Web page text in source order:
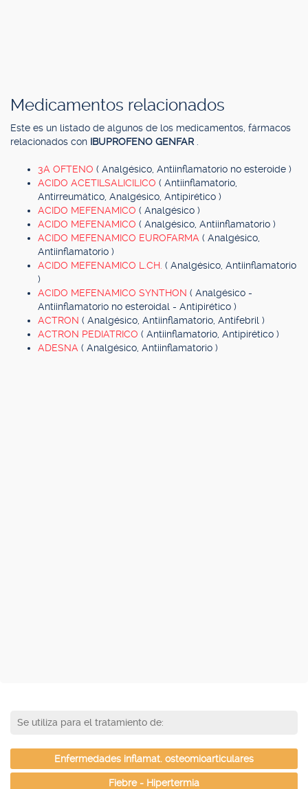
Medicamentos relacionados
Este es un listado de algunos de los medicamentos, fármacos
relacionados con IBUPROFENO GENFAR
3A OFTENO ( Analgésico, Antiinflamatorio no esteroide )
ACIDO ACETILSALICILICO ( Antiinflamatorio,
Antirreumático, Analgésico, Antipirético )
ACIDO MEFENAMICO ( Analgésico )
ACIDO MEFENAMICO ( Analgésico, Antiinflamatorio )
ACIDO MEFENAMICO EUROFARMA ( Analgésico,
Antiinflamatorio )
ACIDO MEFENAMICO L.CH. ( Analgésico, Antiinflamatorio
)
ACIDO MEFENAMICO SYNTHON ( Analgésico -
Antiinflamatorio no esteroidal - Antipirético )
ACTRON ( Analgésico, Antiinflamatorio, Antifebril )
ACTRON PEDIATRICO ( Antiinflamatorio, Antipirético )
ADESNA ( Analgésico, Antiinflamatorio )
Se utiliza para el tratamiento de:
Enfermedades inflamat. osteomioarticulares
Fiebre - Hipertermia